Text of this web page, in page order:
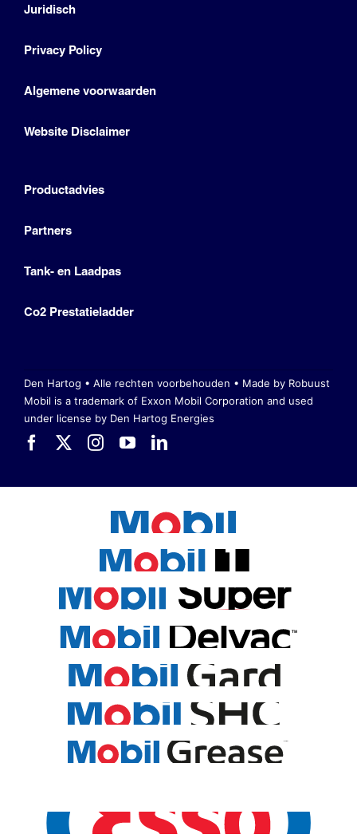
Juridisch
Privacy Policy
Algemene voorwaarden
Website Disclaimer
Productadvies
Partners
Tank- en Laadpas
Co2 Prestatieladder
Den Hartog • Alle rechten voorbehouden • Made by Robuust
Mobil is a trademark of Exxon Mobil Corporation and used
under license by Den Hartog Energies